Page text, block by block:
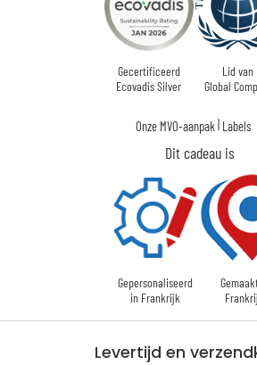
Gecertificeerd
Ecovadis Silver
Lid van
Global
Onze MVO-aanpak | Labels
Dit cadeau is
Gepersonaliseerd
in Frankrijk
Levertijd en